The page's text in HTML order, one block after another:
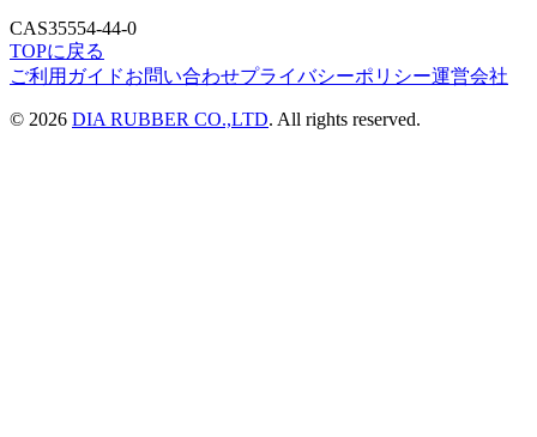
CAS35554-44-0
TOPに戻る
ご利用ガイドお問い合わせプライバシーポリシー運営会社
© 2026 DIA RUBBER CO.,LTD. All rights reserved.